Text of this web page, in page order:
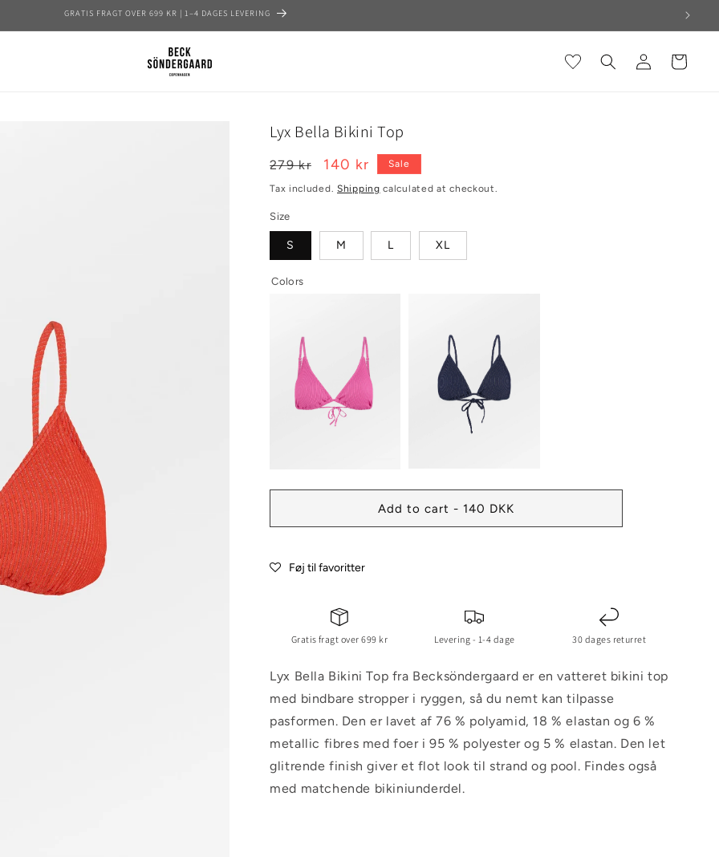
TILMELD DIG HER OG FÅ 15% PÅ DIN FØRSTE ORDRE
Log
in
Cart
Lyx Bella Bikini Top
Regular
price
279 kr
Sale
price
140 kr Sale
Tax included. Shipping calculated at checkout.
Size
S M L XL
Colors
Add to cart - 140 DKK
Føj til favoritter
Gratis fragt over 699 kr Levering - 1-4 dage 30 dages returret
Lyx Bella Bikini Top fra Becksöndergaard er en vatteret bikini top
med bindbare stropper i ryggen, så du nemt kan tilpasse
pasformen. Den er lavet af 76 % polyamid, 18 % elastan og 6 %
metallic fibres med foer i 95 % polyester og 5 % elastan. Den let
glitrende finish giver et flot look til strand og pool. Findes også
med matchende bikiniunderdel.